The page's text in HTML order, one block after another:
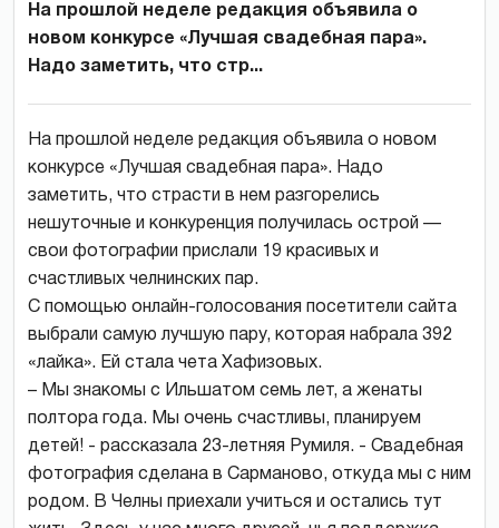
На прошлой неделе редакция объявила о
новом конкурсе «Лучшая свадебная пара».
Надо заметить, что стр...
На прошлой неделе редакция объявила о новом
конкурсе «Лучшая свадебная пара». Надо
заметить, что страсти в нем разгорелись
нешуточные и конкуренция получилась острой —
свои фотографии прислали 19 красивых и
счастливых челнинских пар.
С помощью онлайн-голосования посетители сайта
выбрали самую лучшую пару, которая набрала 392
«лайка». Ей стала чета Хафизовых.
– Мы знакомы с Ильшатом семь лет, а женаты
полтора года. Мы очень счастливы, планируем
детей! - рассказала 23-летняя Румиля. - Свадебная
фотография сделана в Сарманово, откуда мы с ним
родом. В Челны приехали учиться и остались тут